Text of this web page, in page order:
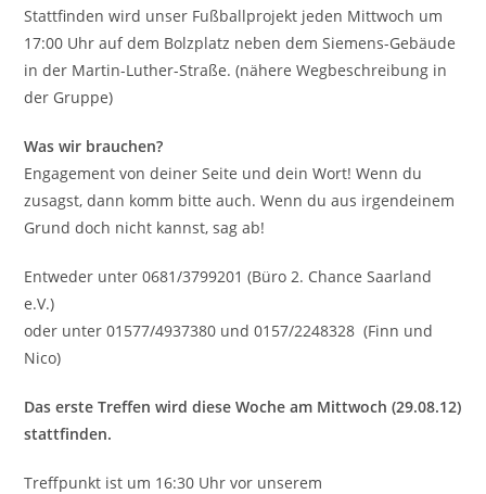
Stattfinden wird unser Fußballprojekt jeden Mittwoch um
17:00 Uhr auf dem Bolzplatz neben dem Siemens-Gebäude
in der Martin-Luther-Straße. (nähere Wegbeschreibung in
der Gruppe)
Was wir brauchen?
Engagement von deiner Seite und dein Wort! Wenn du
zusagst, dann komm bitte auch. Wenn du aus irgendeinem
Grund doch nicht kannst, sag ab!
Entweder unter 0681/3799201 (Büro 2. Chance Saarland
e.V.)
oder unter 01577/4937380 und 0157/2248328 (Finn und
Nico)
Das erste Treffen wird diese Woche am Mittwoch (29.08.12)
stattfinden.
Treffpunkt ist um 16:30 Uhr vor unserem